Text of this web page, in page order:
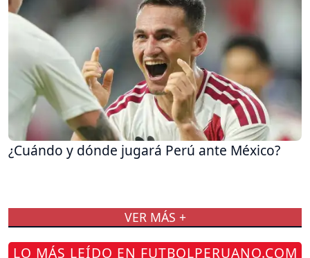
¿Cuándo y dónde jugará Perú ante México?
VER MÁS +
LO MÁS LEÍDO EN FUTBOLPERUANO.COM